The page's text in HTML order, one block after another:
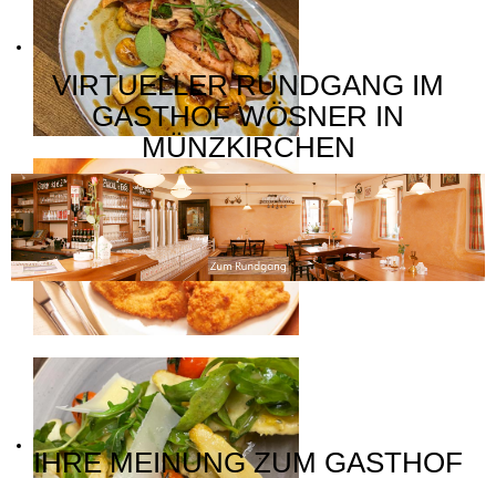
VIRTUELLER RUNDGANG IM
GASTHOF WÖSNER IN
MÜNZKIRCHEN
IHRE MEINUNG ZUM GASTHOF